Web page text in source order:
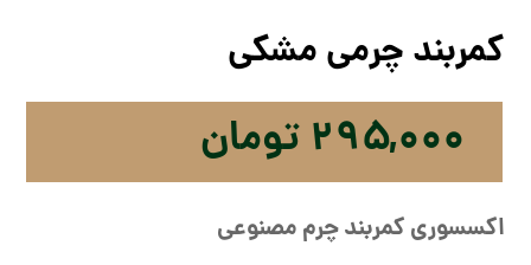
کمربند چرمی مشکی
۲۹۵,۰۰۰ تومان
اکسسوری کمربند چرم مصنوعی